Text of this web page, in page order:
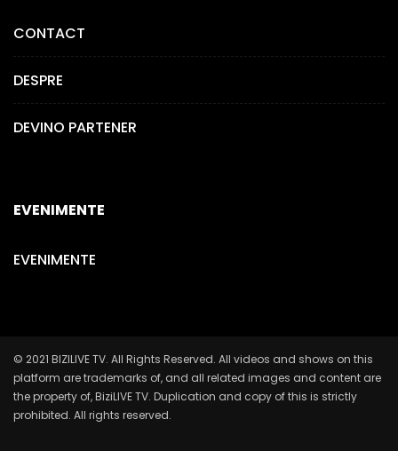
CONTACT
DESPRE
DEVINO PARTENER
EVENIMENTE
EVENIMENTE
© 2021 BIZILIVE TV. All Rights Reserved. All videos and shows on this
platform are trademarks of, and all related images and content are
the property of, BiziLIVE TV. Duplication and copy of this is strictly
prohibited. All rights reserved.